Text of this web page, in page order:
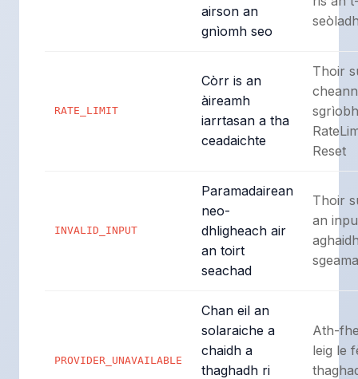
airson an
gnìomh seo
RATE_LIMIT
Còrr is an
àireamh
iarrtasan a tha
ceadaichte
Thoir
Reset
INVALID_INPUT
Paramadairean
neo-
dhligheach air
an toirt
seachad
Thoir
an
sgeama
PROVIDER_UNAVAILABLE
Chan eil an
solaraiche a
chaidh a
thaghadh ri
Ath-
leig le